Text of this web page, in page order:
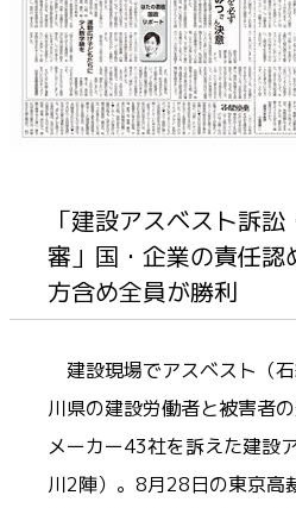
「建設アスベスト訴
審」国・企業の責任認
方含め全員が勝利
建設現場でアスベスト（
川県の建設労働者と被害者
メーカー43社を訴えた建設
川2陣）。8月28日の東京高